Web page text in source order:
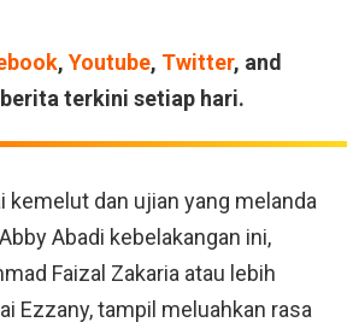
, Youtube, Twitter, and
terkini setiap hari.
kemelut dan ujian yang melanda
Abadi kebelakangan ini,
Faizal Zakaria atau lebih
Ezzany, tampil meluahkan rasa